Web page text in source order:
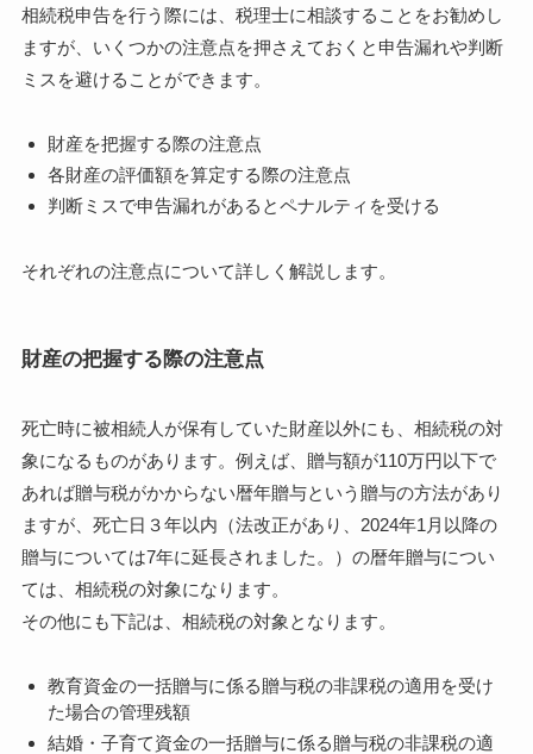
相続税申告を行う際には、税理士に相談することをお勧めし
ますが、いくつかの注意点を押さえておくと申告漏れや判断
ミスを避けることができます。
財産を把握する際の注意点
各財産の評価額を算定する際の注意点
判断ミスで申告漏れがあるとペナルティを受ける
それぞれの注意点について詳しく解説します。
財産の把握する際の注意点
死亡時に被相続人が保有していた財産以外にも、相続税の対
象になるものがあります。例えば、贈与額が110万円以下で
あれば贈与税がかからない暦年贈与という贈与の方法があり
ますが、死亡日３年以内（法改正があり、2024年1月以降の
贈与については7年に延長されました。）の暦年贈与につい
ては、相続税の対象になります。
その他にも下記は、相続税の対象となります。
教育資金の一括贈与に係る贈与税の非課税の適用を受け
た場合の管理残額
結婚・子育て資金の一括贈与に係る贈与税の非課税の適